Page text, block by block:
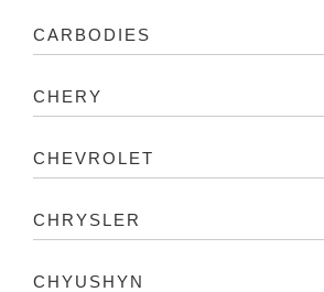
CARBODIES
CHERY
CHEVROLET
CHRYSLER
CHYUSHYN